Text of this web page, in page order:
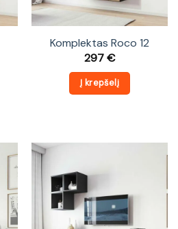
Komplektas Roco 12
297€
Į krepšelį